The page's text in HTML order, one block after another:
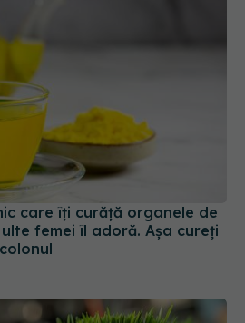
care îți curăță organele de
femei îl adoră. Așa cureți